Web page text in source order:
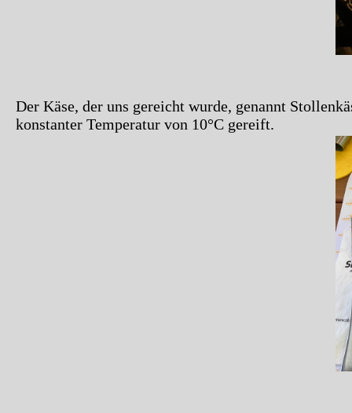
Der Käse, der uns gereicht wurde, genannt
konstanter Temperatur von 10°C gereift.